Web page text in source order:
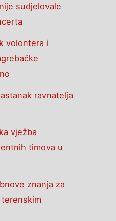
sudjelovale
volontera i
ravnatelja
vježba
timova u
znanja za